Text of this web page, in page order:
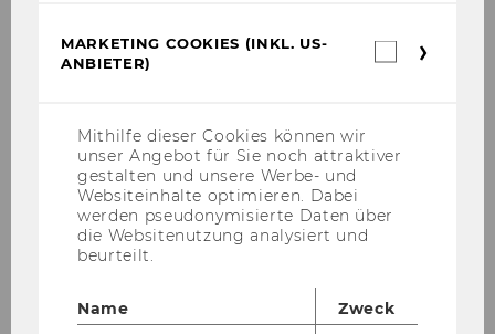
Marko Hribernik
marko.hribernik@wu.ac.at
MARKETING COOKIES (INKL. US-
ANBIETER)
Mithilfe dieser Cookies können wir
unser Angebot für Sie noch attraktiver
gestalten und unsere Werbe- und
Websiteinhalte optimieren. Dabei
werden pseudonymisierte Daten über
die Websitenutzung analysiert und
beurteilt.
Name
Zweck